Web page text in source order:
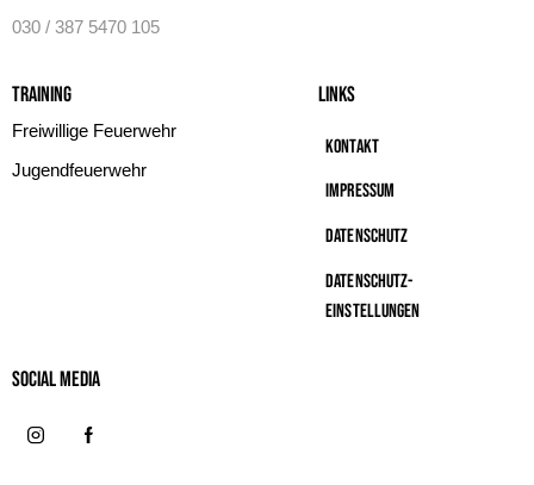
030 / 387 5470 105
Training
Freiwillige Feuerwehr
Jugendfeuerwehr
Links
Kontakt
Impressum
Datenschutz
Datenschutz-
Einstellungen
Social MeDIA